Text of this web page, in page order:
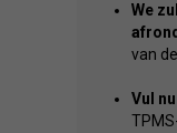
We
van
Vul